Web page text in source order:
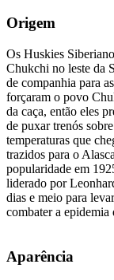
Origem
Os Huskies
Chukchi no leste da
de companhia para
forçaram o povo
da caça, então eles
de puxar trenós
temperaturas que
trazidos para o
popularidade em
liderado por
dias e meio para
combater a epidemia
Aparência